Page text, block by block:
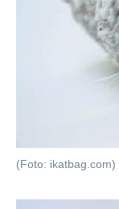
(Foto: ikatbag.com)